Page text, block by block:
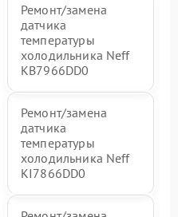
Ремонт/замена
датчика
температуры
холодильника Neff
KB7966DD0
Ремонт/замена
датчика
температуры
холодильника Neff
KI7866DD0